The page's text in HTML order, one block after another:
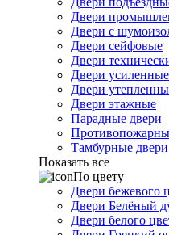
Двери
Двери с
Двери сейфовые
Двери
Двери усиленные
Двери
Двери этажные
Парадные двери
Тамбурные двери
Показать все
По цвету
Двери бежевого
Двери Белёный
Двери белого